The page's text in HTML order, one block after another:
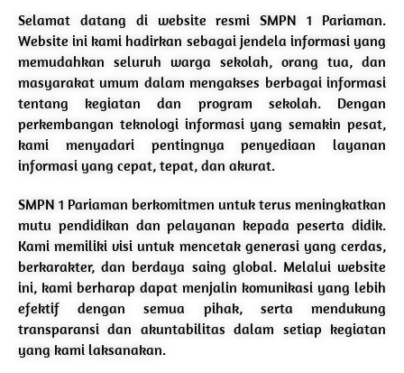
Selamat datang di website resmi SMPN 1 Pariaman.
Website ini kami hadirkan sebagai jendela informasi yang
memudahkan seluruh warga sekolah, orang tua, dan
masyarakat umum dalam mengakses berbagai informasi
tentang kegiatan dan program sekolah. Dengan
perkembangan teknologi informasi yang semakin pesat,
kami menyadari pentingnya penyediaan layanan
informasi yang cepat, tepat, dan akurat.
SMPN 1 Pariaman berkomitmen untuk terus meningkatkan
mutu pendidikan dan pelayanan kepada peserta didik.
Kami memiliki visi untuk mencetak generasi yang cerdas,
berkarakter, dan berdaya saing global. Melalui website
ini, kami berharap dapat menjalin komunikasi yang lebih
efektif dengan semua pihak, serta mendukung
transparansi dan akuntabilitas dalam setiap kegiatan
yang kami laksanakan.